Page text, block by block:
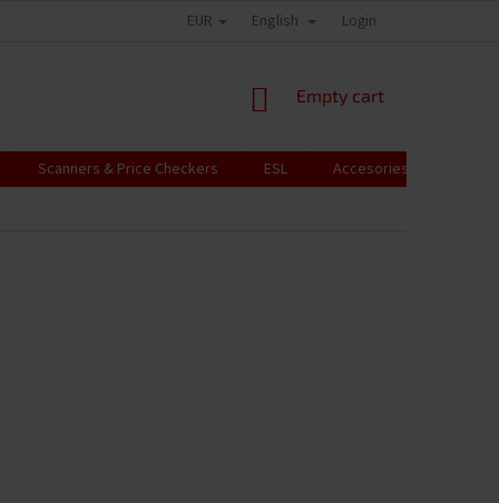
EUR English Login
SHOPPING
Empty cart
Scanners & Price Checkers ESL Accesories